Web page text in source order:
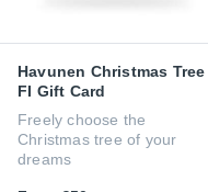
Havunen Christmas Tree
FI Gift Card
Freely choose the
Christmas tree of your
dreams